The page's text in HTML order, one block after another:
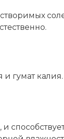
гумат
и